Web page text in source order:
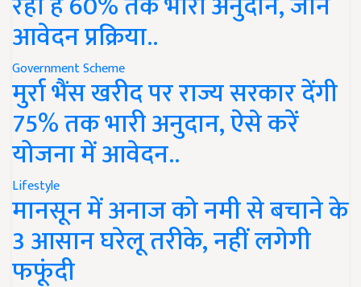
आवेदन प्रक्रिया..
Government Scheme
मुर्रा भैंस खरीद पर राज्य सरकार देंगी
75% तक भारी अनुदान, ऐसे करें
योजना में आवेदन..
Lifestyle
मानसून में अनाज को नमी से बचाने के
3 आसान घरेलू तरीके, नहीं लगेगी
फफूंदी